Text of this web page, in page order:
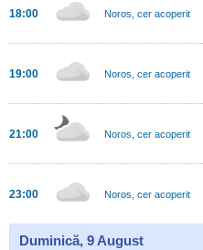
18:00 Noros, cer acoperit
19:00 Noros, cer acoperit
21:00 Noros, cer acoperit
23:00 Noros, cer acoperit
Duminică, 9 August